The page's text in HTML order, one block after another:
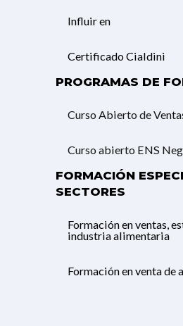
Influir en
Certificado Cialdini
PROGRAMAS DE
Curso Abierto de
Curso abierto ENS
FORMACIÓN
SECTORES
Formación en ventas,
industria alimentaria
Formación en venta de